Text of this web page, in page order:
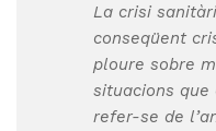
La crisi
conseqüent
ploure sobre
situacions que
refer-se de